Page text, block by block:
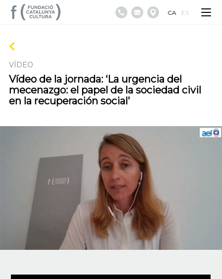
CA ES
VÍDEO
Vídeo de la jornada: ‘La urgencia del
mecenazgo: el papel de la sociedad civil
en la recuperación social’